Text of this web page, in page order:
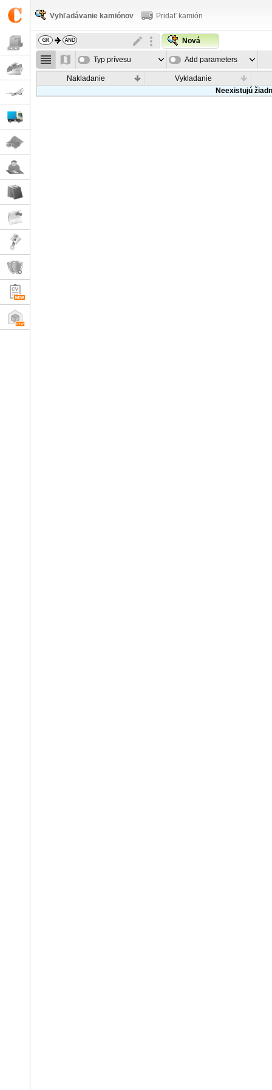
Vyhľadávanie kamiónov Pridať kamión
Nová
Typ prívesu Add parameters
Nakladanie
Vykladanie
Neexistujú